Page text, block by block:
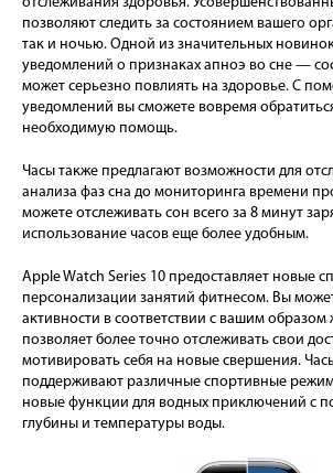
позволяют следить за состоянием вашего
так и ночью. Одной из значительных
уведомлений о признаках апноэ во сне —
может серьезно повлиять на здоровье. С
уведомлений вы сможете вовремя
необходимую помощь.
Часы также предлагают возможности для
анализа фаз сна до мониторинга времени
можете отслеживать сон всего за 8 минут
использование часов еще более удобным.
Apple Watch Series 10 предоставляет новые
персонализации занятий фитнесом. Вы
активности в соответствии с вашим образом
позволяет более точно отслеживать свои
мотивировать себя на новые свершения.
поддерживают различные спортивные
новые функции для водных приключений с
глубины и температуры воды.